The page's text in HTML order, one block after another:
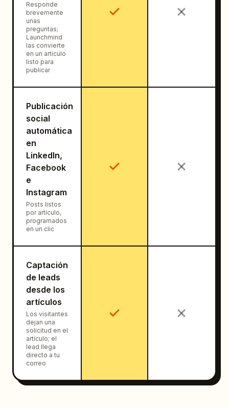
Responde
brevemente
unas
preguntas;
Launchmind
las convierte
en un artículo
listo para
publicar
Publicación
social
automática
en
LinkedIn,
Facebook
e
Instagram
Posts listos
por artículo,
programados
en un clic
Captación
de leads
desde los
artículos
Los visitantes
dejan una
solicitud en el
artículo; el
lead llega
directo a tu
correo